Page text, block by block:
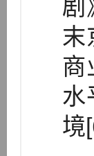
剧
末
商
水
境